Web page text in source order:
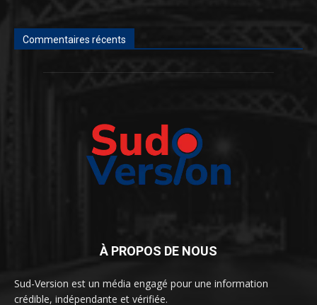
Commentaires récents
À PROPOS DE NOUS
Sud-Version est un média engagé pour une information
crédible, indépendante et vérifiée.